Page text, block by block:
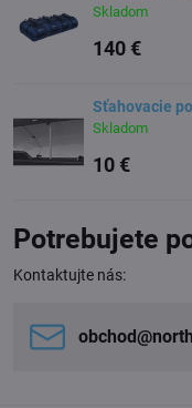
Skladom
140 €
Sťahovacie
Skladom
10 €
Potrebujete
Kontaktujte nás: